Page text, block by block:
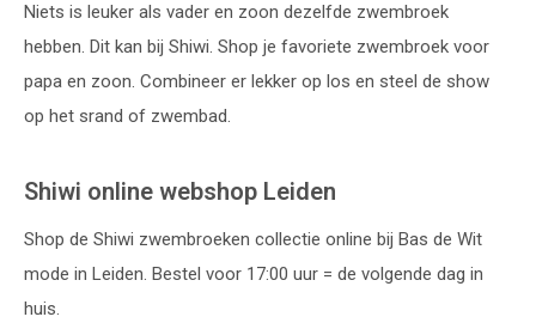
Niets is leuker als vader en zoon dezelfde zwembroek
hebben. Dit kan bij Shiwi. Shop je favoriete zwembroek voor
papa en zoon. Combineer er lekker op los en steel de show
op het srand of zwembad.
Shiwi online webshop Leiden
Shop de Shiwi zwembroeken collectie online bij Bas de Wit
mode in Leiden. Bestel voor 17:00 uur = de volgende dag in
huis.